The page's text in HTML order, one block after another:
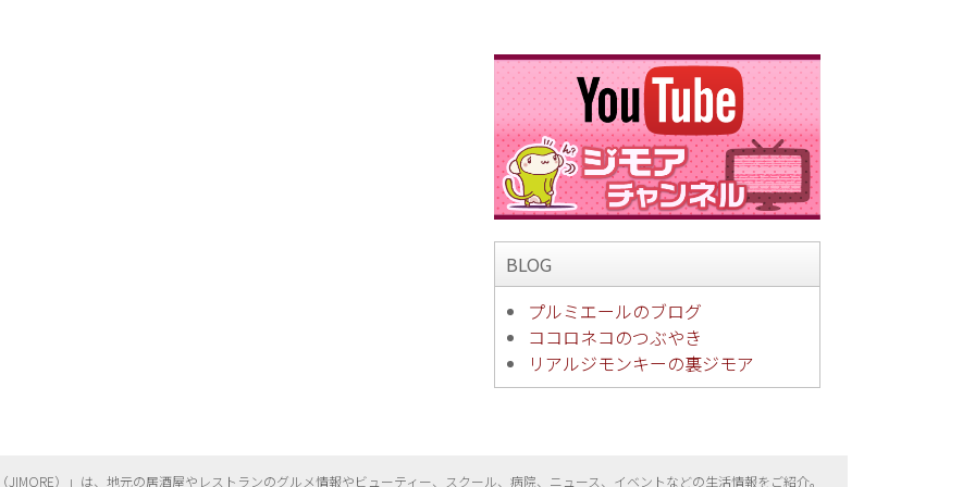
BLOG
プルミエールのブログ
ココロネコのつぶやき
リアルジモンキーの裏ジモア
JIMORE）」は、地元の居酒屋やレストランのグルメ情報やビューティー、 スクール、病院、ニュース、イベントなどの生活情報をご紹介。